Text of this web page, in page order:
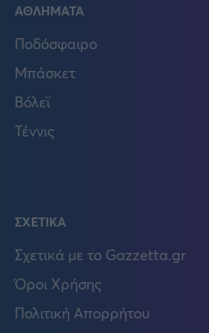
ΑΘΛΗΜΑΤΑ
Ποδόσφαιρο
Μπάσκετ
Βόλεϊ
Τέννις
ΣΧΕΤΙΚΑ
Σχετικά με το Gazzetta.gr
Όροι Χρήσης
Πολιτική Απορρήτου